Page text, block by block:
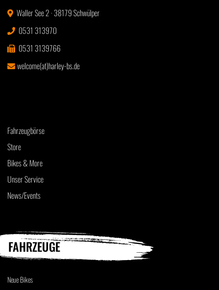
Waller See 2 · 38179 Schwülper
0531 313970
0531 3139766
welcome(at)harley-bs.de
Fahrzeugbörse
Store
Bikes & More
Unser Service
News/Events
FAHRZEUGE
Neue Bikes